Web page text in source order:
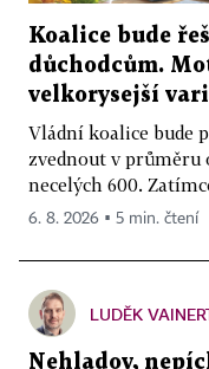
Koalice bude
důchodcům.
velkorysejší
Vládní koalice bude
zvednout v průměru
necelých 600.
6. 8. 2026 ▪ 5 min. čtení
LUDĚK
Nehladov,